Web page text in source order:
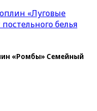
«Луговые
белья
«Ромбы» Семейный